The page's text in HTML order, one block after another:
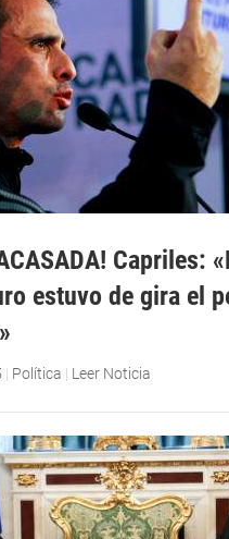
Capriles:
estuvo de gira el
| Política | Leer Noticia